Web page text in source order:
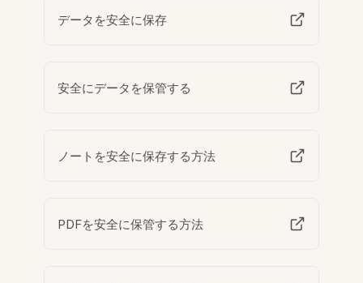
データを安全に保存
安全にデータを保管する
ノートを安全に保存する方法
PDFを安全に保管する方法